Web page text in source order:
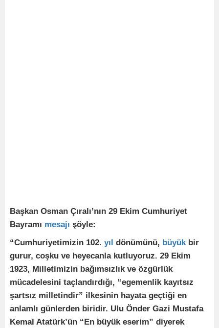
Başkan Osman Çıralı’nın 29 Ekim Cumhuriyet
Bayramı mesajı şöyle:
“Cumhuriyetimizin 102. yıl dönümünü, büyükbir
gurur, coşku ve heyecanla kutluyoruz. 29 Ekim
1923, Milletimizin bağımsızlık ve özgürlük
mücadelesini taçlandırdığı, “egemenlik kayıtsız
şartsız milletindir” ilkesinin hayata geçtiği en
anlamlı günlerden biridir. Ulu Önder Gazi Mustafa
Kemal Atatürk’ün “En büyük eserim” diyerek